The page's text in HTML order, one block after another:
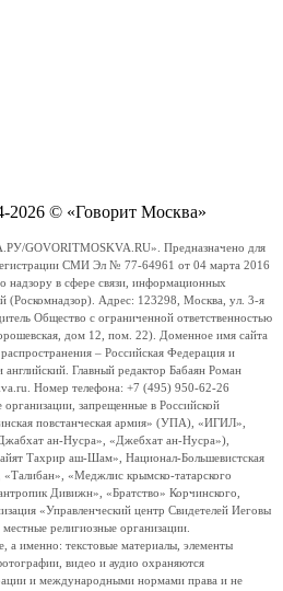
2026 © «Говорит Москва»
GOVORITMOSKVA.RU». Предназначено для
СМИ Эл № 77-64961 от 04 марта 2016
надзору в сфере связи, информационных
(Роскомнадзор). Адрес: 123298, Москва, ул. 3-я
Общество с ограниченной ответственностью
дом 12, пом. 22). Доменное имя сайта
– Российская Федерация и
Главный редактор Бабаян Роман
Номер телефона: +7 (495) 950-62-26
запрещенные в Российской
повстанческая армия» (УПА), «ИГИЛ»,
ан-Нусра», «Джебхат ан-Нусра»),
Тахрир аш-Шам», Национал-Большевистская
«Меджлис крымско-татарского
Дивижн», «Братство» Корчинского,
«Управленческий центр Свидетелей Иеговы
религиозные организации.
а именно: текстовые материалы, элементы
видео и аудио охраняются
и международными нормами права и не